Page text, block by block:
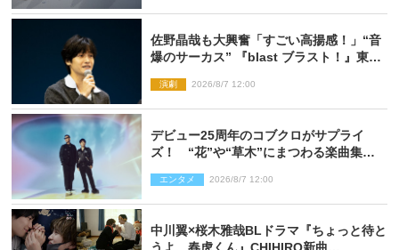
佐野晶哉も大興奮「すごい高揚感！」“音
爆のサーカス” 『blast ブラスト！』東京
演劇 2026/8/7 12:00
デビュー25周年のコブクロがサプライ
ズ！ “花”や“草木”にまつわる楽曲集め
信リリース
エンタメ 2026/8/7 12:00
中川翼×桜木雅哉BLドラマ『ちょっと待と